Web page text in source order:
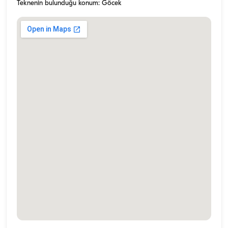
Teknenin bulunduğu konum: Göcek